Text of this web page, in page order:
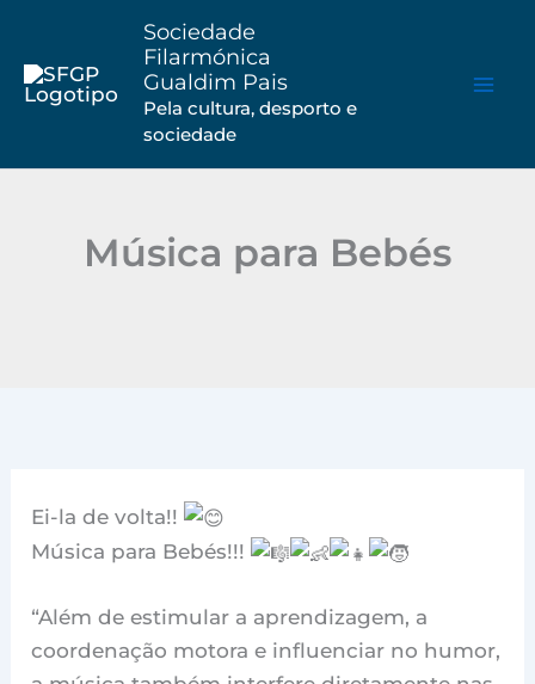
Sociedade
Filarmónica
Gualdim Pais
Pela cultura, desporto e
sociedade
Música para Bebés
Ei-la de volta!!
Música para Bebés!!!
“Além de estimular a aprendizagem, a
coordenação motora e influenciar no humor,